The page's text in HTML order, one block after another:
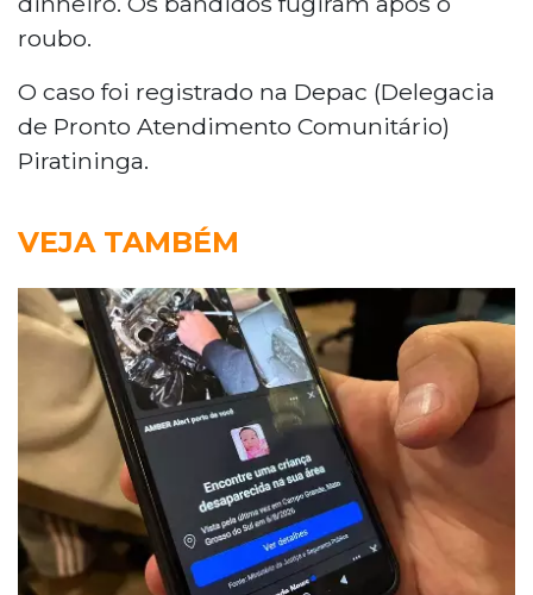
roubo.
O caso foi registrado na Depac (Delegacia
de Pronto Atendimento Comunitário)
Piratininga.
VEJA TAMBÉM